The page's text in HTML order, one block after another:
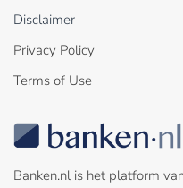
Disclaimer
Privacy Policy
Terms of Use
Banken.nl is het platform